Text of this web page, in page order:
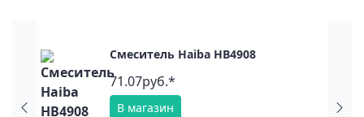
Смеситель Haiba HB4908
71.07руб.*
В магазин